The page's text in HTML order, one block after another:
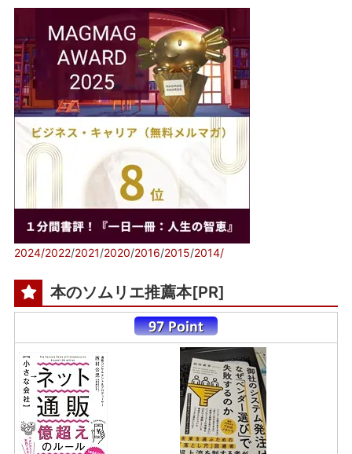
2024/2022/2021/2020/2016/2015/2014/
本のソムリエ推薦本[PR]